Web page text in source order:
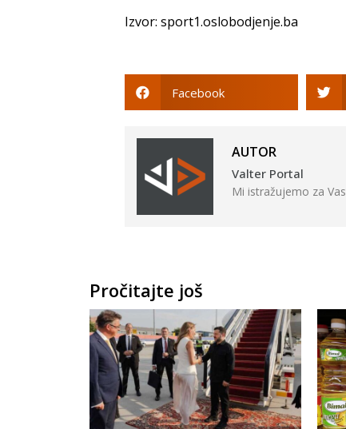
Izvor: sport1.oslobodjenje.ba
Facebook
AUTOR
Valter Portal
Mi istražujemo za Vas
Pročitajte još